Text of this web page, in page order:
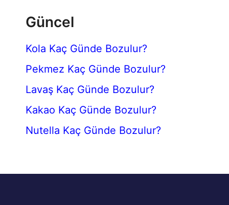
Güncel
Kola Kaç Günde Bozulur?
Pekmez Kaç Günde Bozulur?
Lavaş Kaç Günde Bozulur?
Kakao Kaç Günde Bozulur?
Nutella Kaç Günde Bozulur?